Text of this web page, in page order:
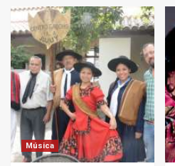
Música